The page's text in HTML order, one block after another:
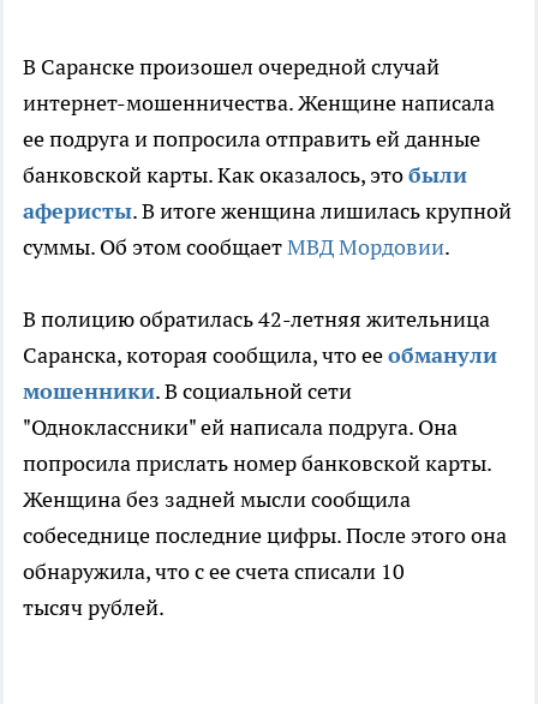
В Саранске произошел очередной случай
интернет-мошенничества. Женщине написала
ее подруга и попросила отправить ей данные
банковской карты. Как оказалось, этобыли
аферисты. В итоге женщина лишилась крупной
суммы. Об этом сообщаетМВД Мордовии.
В полицию обратилась 42-летняя жительница
Саранска, которая сообщила, что ееобманули
мошенники. В социальной сети
"Одноклассники" ей написала подруга. Она
попросила прислать номер банковской карты.
Женщина без задней мысли сообщила
собеседнице последние цифры. После этого она
обнаружила, что с ее счета списали 10
тысяч рублей.